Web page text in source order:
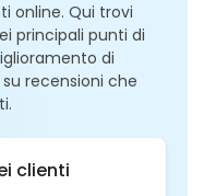
online. Qui trovi
principali punti di
di
recensioni che
clienti